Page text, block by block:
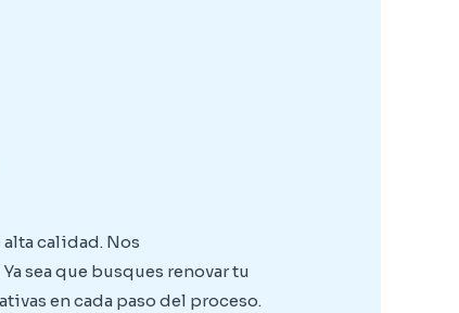
calidad. Nos
sea que busques renovar tu
en cada paso del proceso.